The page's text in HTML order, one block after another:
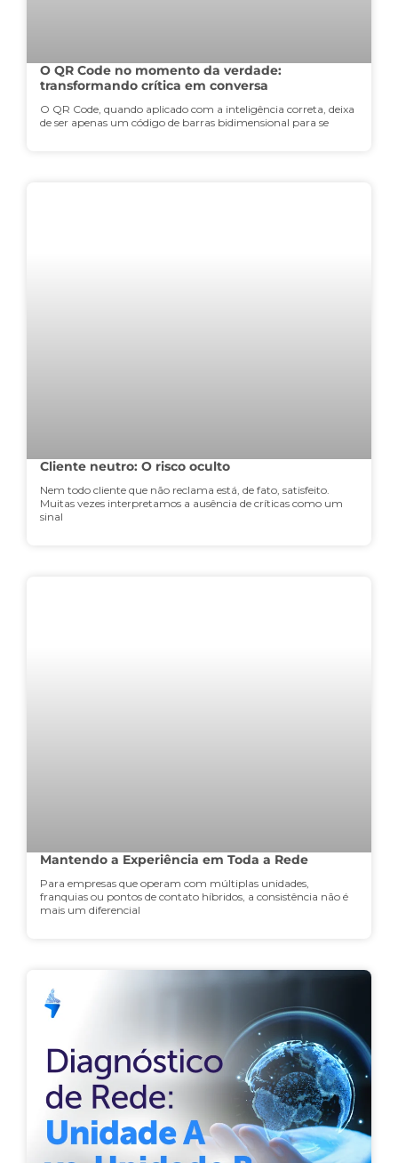
O QR Code no momento da verdade:
transformando crítica em conversa
O QR Code, quando aplicado com a inteligência correta, deixa
de ser apenas um código de barras bidimensional para se
Cliente neutro: O risco oculto
Nem todo cliente que não reclama está, de fato, satisfeito.
Muitas vezes interpretamos a ausência de críticas como um
sinal
Mantendo a Experiência em Toda a Rede
Para empresas que operam com múltiplas unidades,
franquias ou pontos de contato híbridos, a consistência não é
mais um diferencial